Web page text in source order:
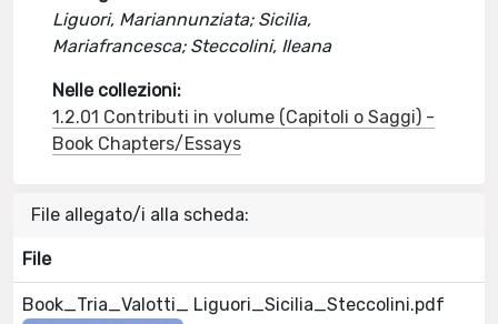
Liguori, Mariannunziata; Sicilia,
Mariafrancesca; Steccolini, Ileana
Nelle collezioni:
1.2.01 Contributi in volume (Capitoli o Saggi) -
Book Chapters/Essays
File allegato/i alla scheda:
File
Book_Tria_Valotti_ Liguori_Sicilia_Steccolini.pdf